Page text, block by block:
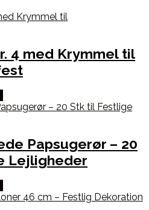
4 med Krymmel til
Papsugerør – 20
Lejligheder